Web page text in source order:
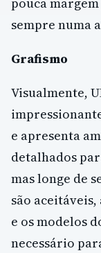
sempre numa
Grafismo
Visualmente,
e apresenta
detalhados
mas longe de
são
e os modelos
necessário